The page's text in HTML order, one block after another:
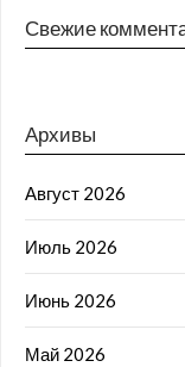
Свежие
Архивы
Август 2026
Июль 2026
Июнь 2026
Май 2026